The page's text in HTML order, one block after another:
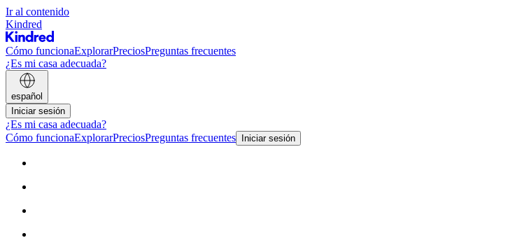
Ir al contenido
Kindred
Cómo funcionaExplorarPreciosPreguntas frecuentes
¿Es mi casa adecuada?
español
Iniciar sesión
¿Es mi casa adecuada?
Cómo funcionaExplorarPreciosPreguntas frecuentes Iniciar sesión